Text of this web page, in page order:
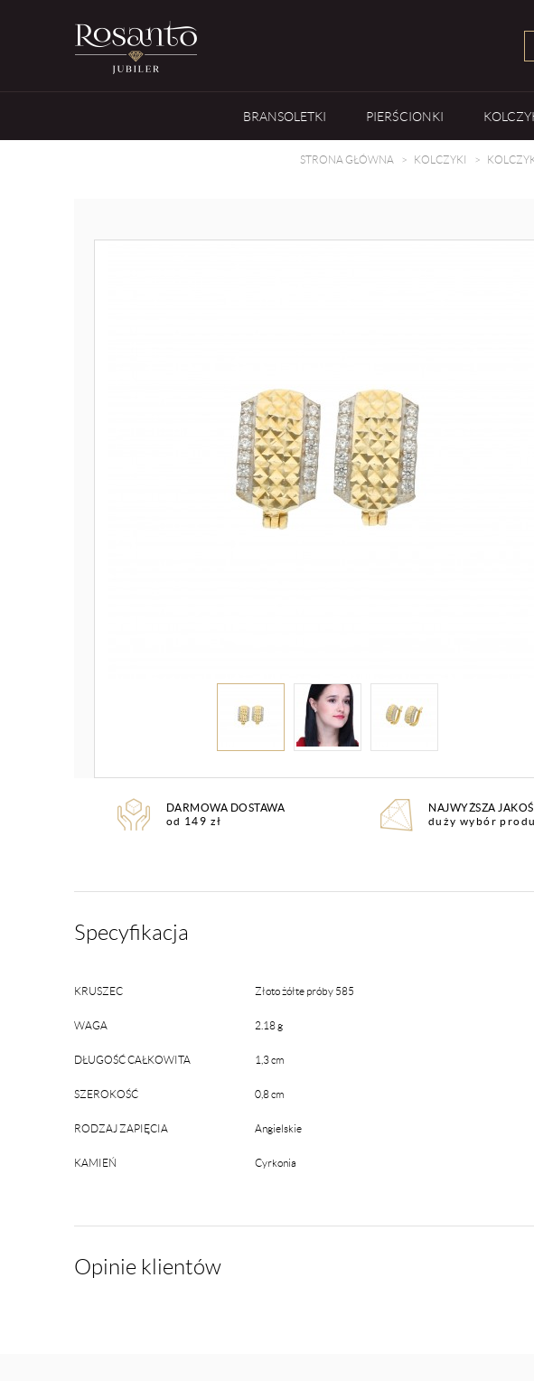
BRANSOLETKI PIERŚCIONKI
STRONA GŁÓWNA KOLCZYKI
DARMOWA DOSTAWA
od 149 zł
NAJWYŻSZA
duży wybór
Specyfikacja
KRUSZEC Złoto żółte próby 585
WAGA 2.18 g
DŁUGOŚĆ CAŁKOWITA 1,3 cm
SZEROKOŚĆ 0,8 cm
RODZAJ ZAPIĘCIA Angielskie
KAMIEŃ Cyrkonia
Opinie klientów